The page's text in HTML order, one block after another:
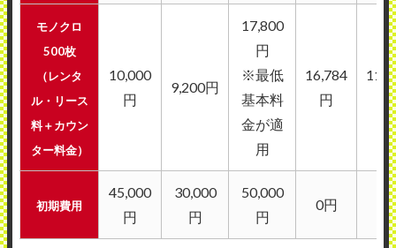
モノクロ
500枚
（レンタ
ル・リース
料＋カウン
ター料金）
10,000
円
9,200円
17,800
円
※最低
基本料
金が適
用
16,784
円
円
初期費用
45,000
円
30,000
円
50,000
円
0円 0